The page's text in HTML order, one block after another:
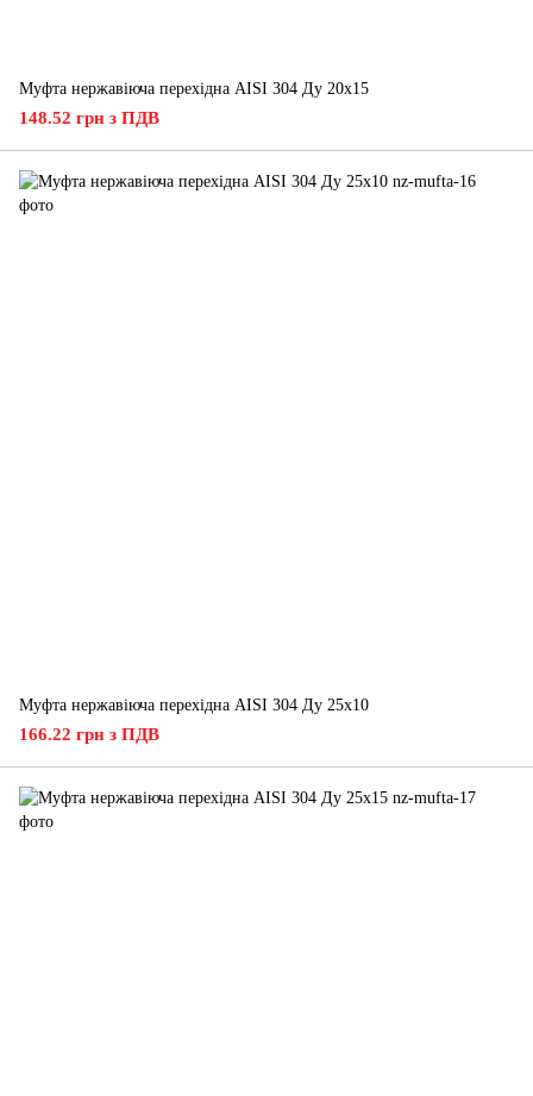
Муфта нержавіюча перехідна AISI 304 Ду 20х15
148.52 грн з ПДВ
Муфта нержавіюча перехідна AISI 304 Ду 25х10
166.22 грн з ПДВ